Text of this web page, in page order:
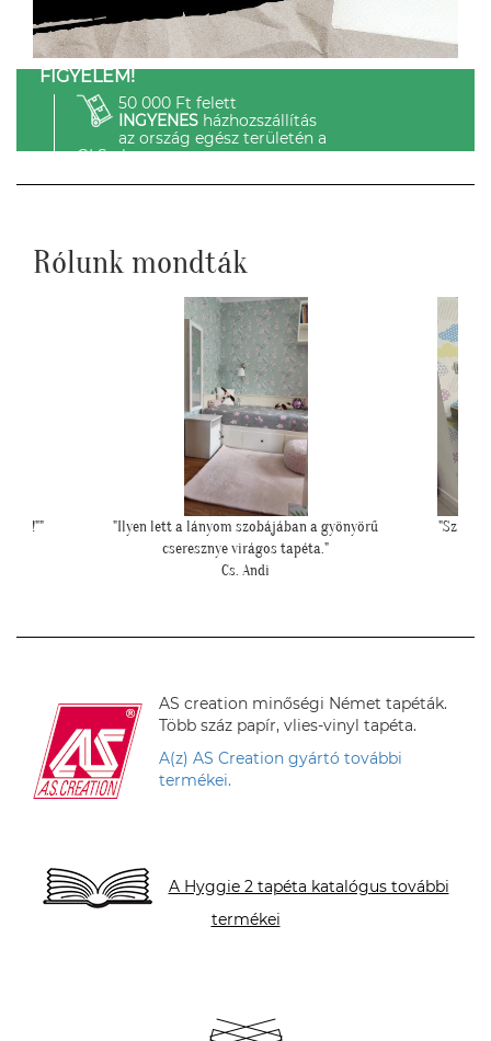
FIGYELEM!
50 000 Ft felett
INGYENESházhozszállítás
az ország egész területén a
GLS-el.
Rólunk mondták
"Szia Kriszti! Ígértem neked képeket. Ilyen lett a
baba sarok a tapétával."
L. Nikolett
AS creation minőségi Német tapéták.
Több száz papír, vlies-vinyl tapéta.
A(z) AS Creation gyártó további
termékei.
A Hyggie 2 tapéta katalógus további
termékei